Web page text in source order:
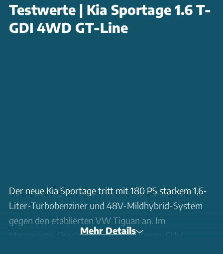
Testwerte | Kia Sportage 1.6 T-
GDI 4WD GT-Line
Der neue Kia Sportage tritt mit 180 PS starkem 1,6-
Liter-Turbobenziner und 48V-Mildhybrid-System
gegen den etablierten VW Tiguan an. Im
Messwerte-Check überzeugt der Korea-SUV
Mehr Details